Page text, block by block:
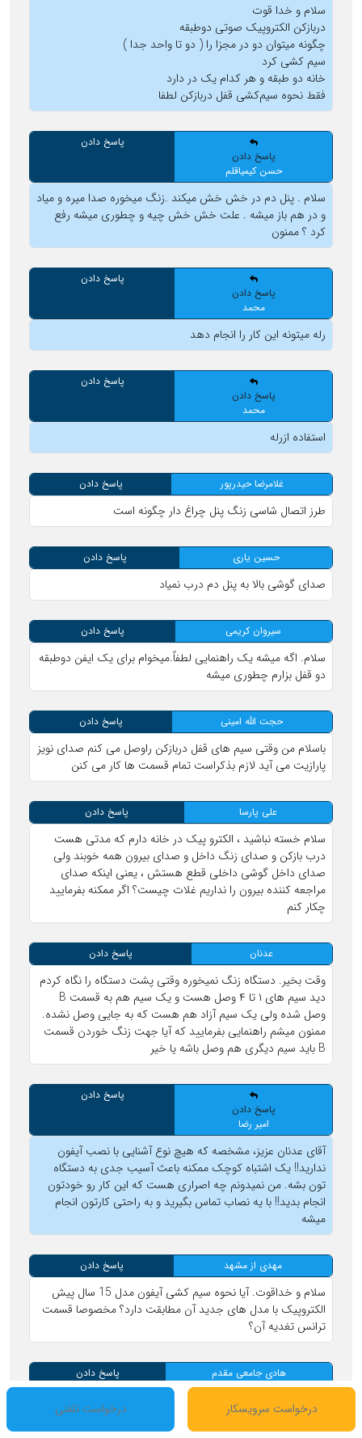
سلام و خدا قوت
دربازکن الکتروپیک صوتی دوطبقه
چگونه میتوان دو در مجزا را ( دو تا واحد جدا )
سیم کشی کرد
خانه دو طبقه و هر کدام یک در دارد
فقط نحوه سیم‌کشی قفل دربازکن لطفا
پاسخ دادن
حسن کیمیاقلم
پاسخ دادن
سلام . پنل دم در خش خش میکند .زنگ میخوره صدا میره و میاد
و در هم باز میشه . علت خش خش چیه و چطوری میشه رفع
کرد ؟ ممنون
پاسخ دادن
محمد
پاسخ دادن
رله میتونه این کار را انجام دهد
پاسخ دادن
محمد
پاسخ دادن
استفاده ازرله
غلامرضا حیدرپور پاسخ دادن
طرز اتصال شاسی زنگ پنل چراغ دار چگونه است
حسین یاری پاسخ دادن
صدای گوشی بالا به پنل دم درب نمیاد
سیروان کریمی پاسخ دادن
سلام. اگه میشه یک راهنمایی لطفاً.میخوام برای یک ایفن دوطبقه
دو قفل بزارم چطوری میشه
حجت الله امینی پاسخ دادن
باسلام من وقتی سیم های قفل دربازکن راوصل می کنم صدای نویز
پارازیت می آید لازم بذکراست تمام قسمت ها کار می کنن
علی پارسا پاسخ دادن
سلام خسته نباشید ، الکترو پیک در خانه دارم که مدتی هست
درب بازکن و صدای زنگ داخل و صدای بیرون همه خوبند ولی
صدای داخل گوشی داخلی قطع هستش ، یعنی اینکه صدای
مراجعه کننده بیرون را نداریم غلات چیست؟ اگر ممکنه بفرمایید
چکار کنم
عدنان پاسخ دادن
وقت بخیر. دستگاه زنگ نمیخوره وقتی پشت دستگاه را نگاه کردم
دید سیم های ۱ تا ۴ وصل هست و یک سیم هم به قسمت B
وصل شده ولی یک سیم آزاد هم هست که به جایی وصل نشده.
ممنون میشم راهنمایی بفرمایید که آیا جهت زنگ خوردن قسمت
B باید سیم دیگری هم وصل باشه یا خیر
پاسخ دادن
امیر رضا
پاسخ دادن
آقای عدنان عزیز، مشخصه که هیچ نوع آشنایی با نصب آیفون
ندارید!! یک اشتباه کوچک ممکنه باعث آسیب جدی به دستگاه
تون بشه. من نمیدونم چه اصراری هست که این کار رو خودتون
انجام بدید!! با یه نصاب تماس بگیرید و به راحتی کارتون انجام
میشه
مهدی از مشهد پاسخ دادن
سلام و خداقوت. آیا نحوه سیم کشی آیفون مدل 15 سال پیش
الکتروپیک با مدل های جدید آن مطابقت دارد؟ مخصوصا قسمت
ترانس تغدیه آن؟
هادی جامعی مقدم پاسخ دادن
سلام وخسته نباشید من میخوام یک گیرنده ۱۲ ولت ریموتی اضافه
کنم برای آیفون الکترو پیک سیم ورودی گیرنده که از ۱۲ خود پنل
انشعاب میگیرم برای اتصال به در ب باز کن باید no رو به یکی از
درخواست سرویسکار درخواست تلفنی